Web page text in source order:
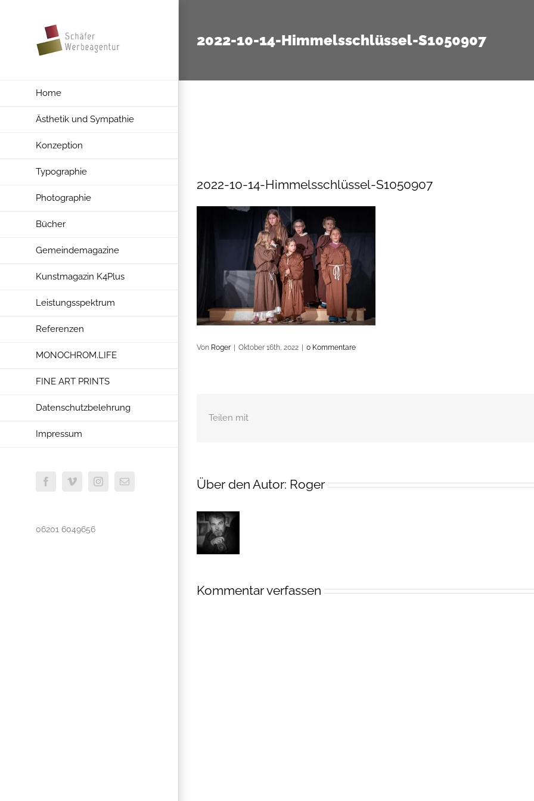
Home
Ästhetik und Sympathie
Konzeption
Typographie
Photographie
Bücher
Gemeindemagazine
Kunstmagazin K4Plus
Leistungsspektrum
Referenzen
MONOCHROM.LIFE
FINE ART PRINTS
Datenschutzbelehrung
Impressum
FacebookVimeoInstagram
E-
06201 6049656
2022-10-14-Himmelsschlüssel-S1050907
2022-10-14-Himmelsschlüssel-S1050907
Von Roger Oktober 16th, 2022 0 Kommentare
Teilen mit
Über den Autor: Roger
Kommentar verfassen